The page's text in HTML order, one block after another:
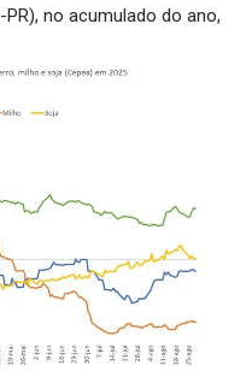
no acumulado do ano,